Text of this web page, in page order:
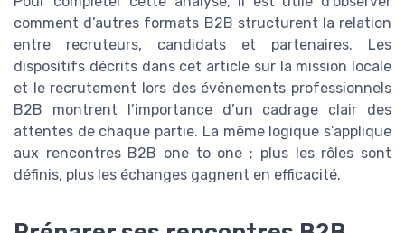
comment d’autres formats B2B structurent la relation
entre recruteurs, candidats et partenaires. Les
dispositifs décrits dans cet article sur la mission locale
et le recrutement lors des événements professionnels
B2B montrent l’importance d’un cadrage clair des
attentes de chaque partie. La même logique s’applique
aux rencontres B2B one to one ; plus les rôles sont
définis, plus les échanges gagnent en efficacité.